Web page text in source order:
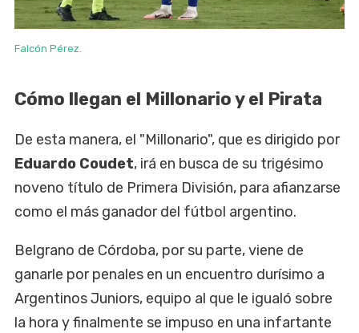
Falcón Pérez.
Cómo llegan el Millonario y el Pirata
De esta manera, el "Millonario", que es dirigido por
Eduardo Coudet, irá en busca de su trigésimo
noveno título de Primera División, para afianzarse
como el más ganador del fútbol argentino.
Belgrano de Córdoba, por su parte, viene de
ganarle por penales en un encuentro durísimo a
Argentinos Juniors, equipo al que le igualó sobre
la hora y finalmente se impuso en una infartante